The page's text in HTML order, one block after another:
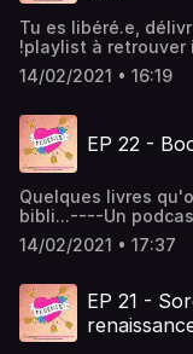
Tu es libéré.e,
!playlist à retrouver
:https://
Visitez acast.com/
14/02/2021 • 16:19
EP 22 -
Quelques livres
bibli...----Un
14/02/2021 • 17:37
EP 21 -